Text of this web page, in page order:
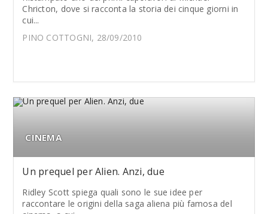
Chricton, dove si racconta la storia dei cinque giorni in
cui...
PINO COTTOGNI, 28/09/2010
CINEMA
Un prequel per Alien. Anzi, due
Ridley Scott spiega quali sono le sue idee per
raccontare le origini della saga aliena più famosa del